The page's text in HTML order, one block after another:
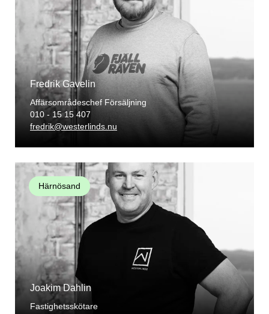
Fredrik Gavelin
Affärsområdeschef Försäljning
010 - 15 15 407
fredrik@westerlinds.nu
Härnösand
Joakim Dahlin
Fastighetsskötare